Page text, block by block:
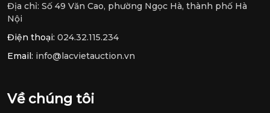
Địa chỉ: Số 49 Văn Cao, phường Ngọc Hà, thành phố Hà
Nội
Điện thoại: 024.32.115.234
Email: info@lacvietauction.vn
Về chúng tôi